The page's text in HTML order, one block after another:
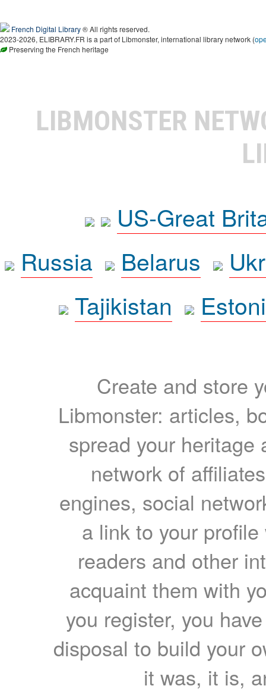
French Digital Library® All rights reserved.
2023-2026, ELIBRARY.FR is a part of Libmonster, international library network (
Preserving the French heritage
LIBMONSTER
US-Great
Russia
Belarus
Tajikistan
Create and store
Libmonster: articles,
spread your heritage
network of
engines, social
a link to your
readers and other
acquaint them with
you register, you
disposal to build your
it was, it is,